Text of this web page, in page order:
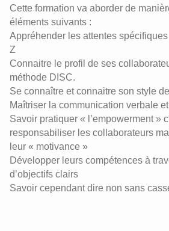
Cette formation va aborder de
éléments suivants :
Appréhender les attentes
Z
Connaitre le profil de ses
méthode DISC.
Se connaître et connaitre son style
Maîtriser la communication verbale
Savoir pratiquer « l’empowerment »
responsabiliser les collaborateurs
leur « motivance »
Développer leurs compétences à
d’objectifs clairs
Savoir cependant dire non sans